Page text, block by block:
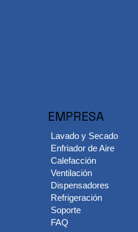
EMPRESA
Lavado y Secado
Enfriador de Aire
Calefacción
Ventilación
Dispensadores
Refrigeración
Soporte
FAQ